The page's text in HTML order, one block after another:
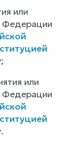
или
Федерации
или
Федерации